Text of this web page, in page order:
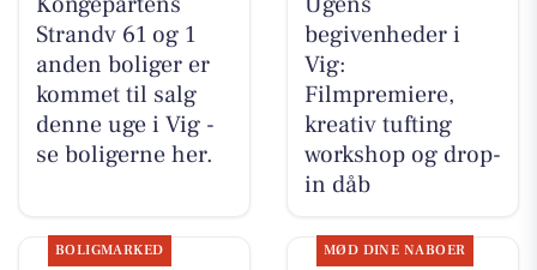
Strandv 61 og 1
anden boliger er
kommet til salg
denne uge i Vig -
se boligerne her.
begivenheder i
Vig:
Filmpremiere,
kreativ tufting
workshop og drop-
in dåb
BOLIGMARKED MØD DINE NABOER